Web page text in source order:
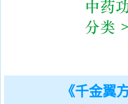
《千金翼